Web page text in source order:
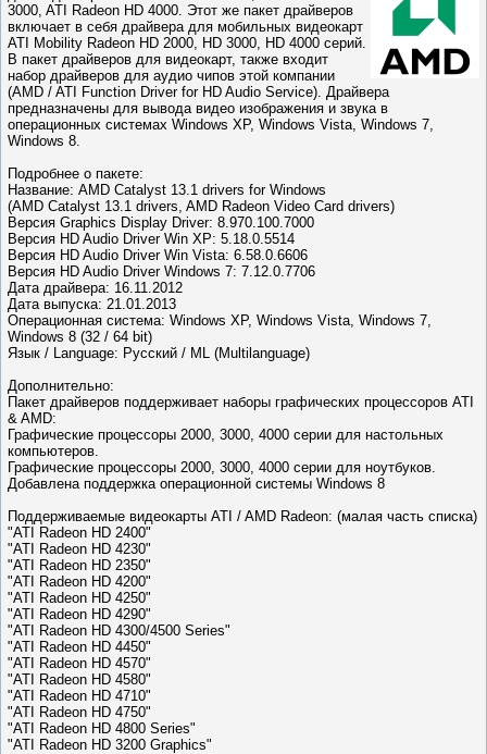
3000, ATI Radeon HD 4000. Этот же пакет драйверов
включает в себя драйвера для мобильных видеокарт
ATI Mobility Radeon HD 2000, HD 3000, HD 4000 серий.
В пакет драйверов для видеокарт, также входит
набор драйверов для аудио чипов этой компании
(AMD / ATI Function Driver for HD Audio Service). Драйвера
предназначены для вывода видео изображения и звука в
операционных системах Windows XP, Windows Vista, Windows 7,
Windows 8.
Подробнее о пакете:
Название: AMD Catalyst 13.1 drivers for Windows
(AMD Catalyst 13.1 drivers, AMD Radeon Video Card drivers)
Версия Graphics Display Driver: 8.970.100.7000
Версия HD Audio Driver Win XP: 5.18.0.5514
Версия HD Audio Driver Win Vista: 6.58.0.6606
Версия HD Audio Driver Windows 7: 7.12.0.7706
Дата драйвера: 16.11.2012
Дата выпуска: 21.01.2013
Операционная система: Windows XP, Windows Vista, Windows 7,
Windows 8 (32 / 64 bit)
Язык / Language: Русский / ML (Multilanguage)
Дополнительно:
Пакет драйверов поддерживает наборы графических процессоров ATI
& AMD:
Графические процессоры 2000, 3000, 4000 серии для настольных
компьютеров.
Графические процессоры 2000, 3000, 4000 серии для ноутбуков.
Добавлена поддержка операционной системы Windows 8
Поддерживаемые видеокарты ATI / AMD Radeon: (малая часть списка)
"ATI Radeon HD 2400"
"ATI Radeon HD 4230"
"ATI Radeon HD 2350"
"ATI Radeon HD 4200"
"ATI Radeon HD 4250"
"ATI Radeon HD 4290"
"ATI Radeon HD 4300/4500 Series"
"ATI Radeon HD 4450"
"ATI Radeon HD 4570"
"ATI Radeon HD 4580"
"ATI Radeon HD 4710"
"ATI Radeon HD 4750"
"ATI Radeon HD 4800 Series"
"ATI Radeon HD 3200 Graphics"